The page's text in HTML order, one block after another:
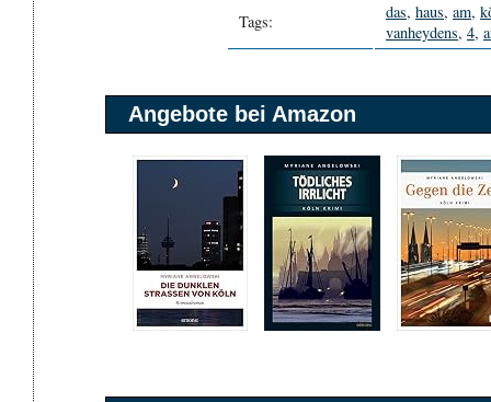
Tags: das, haus, am,
vanheydens, 4,
Angebote bei Amazon